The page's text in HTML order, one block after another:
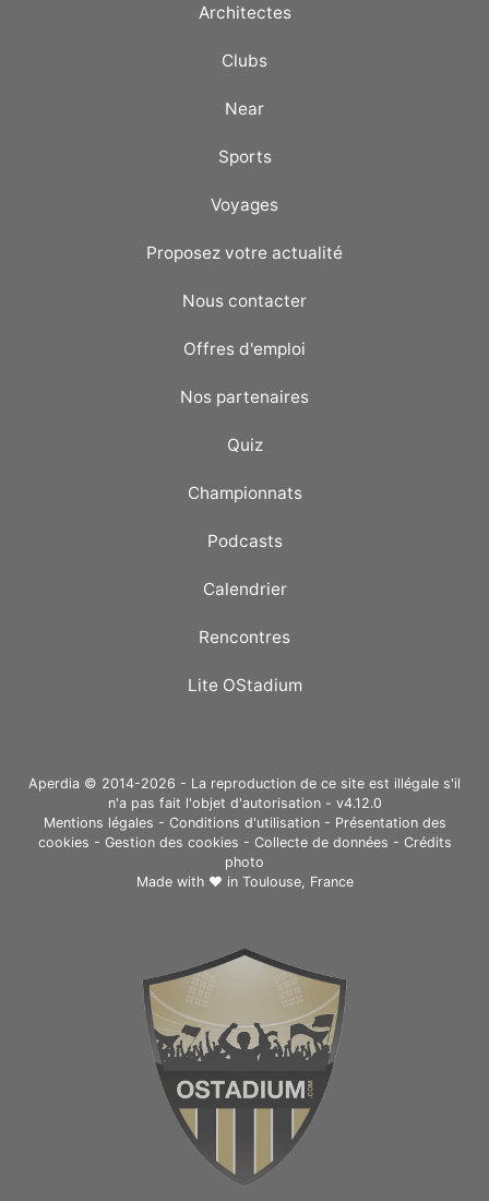
Architectes
Clubs
Near
Sports
Voyages
Proposez votre actualité
Nous contacter
Offres d'emploi
Nos partenaires
Quiz
Championnats
Podcasts
Calendrier
Rencontres
Lite OStadium
Aperdia © 2014-2026 - La reproduction de ce site est illégale s'il
n'a pas fait l'objet d'autorisation - v4.12.0
Mentions légales - Conditions d'utilisation- Présentation des
cookies - Gestion des cookies - Collecte de données - Crédits
photo
Made with ❤ in Toulouse, France